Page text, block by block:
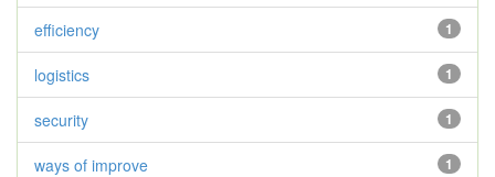
1
efficiency
1
logistics
1
security
1
ways of improve